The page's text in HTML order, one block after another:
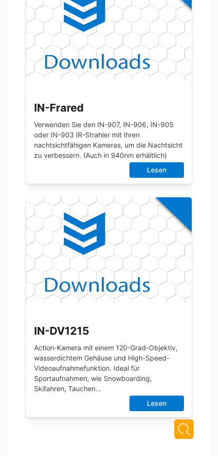
IN-Frared
Verwenden Sie den IN-907, IN-906, IN-905
oder IN-903 IR-Strahler mit Ihren
nachtsichtfähigen Kameras, um die Nachtsicht
zu verbessern. (Auch in 940nm erhältlich)
Lesen
IN-DV1215
Action-Kamera mit einem 120-Grad-Objektiv,
wasserdichtem Gehäuse und High-Speed-
Videoaufnahmefunktion. Ideal für
Sportaufnahmen, wie Snowboarding,
Skifahren, Tauchen...
Lesen